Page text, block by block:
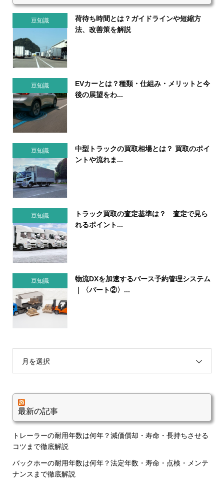
豆知識
荷待ち時間とは？ガイドラインや短縮方
法、改善策を解説
豆知識
EVカーとは？種類・仕組み・メリットと今
後の展望をわ...
豆知識
中型トラックの買取相場とは？ 買取のポイ
ントや流れま...
豆知識
トラック買取の査定基準は？ 査定で見ら
れるポイント...
豆知識
物流DXを加速するバース予約管理システム
｜〈パート②〉...
月を選択
最新の記事
トレーラーの耐用年数は何年？減価償却・寿命・長持ちさせる
コツまで徹底解説
バックホーの耐用年数は何年？法定年数・寿命・点検・メンテ
ナンスまで徹底解説